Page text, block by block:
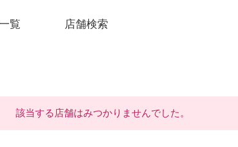
覧 店舗検索
該当する店舗はみつかりませんでした。